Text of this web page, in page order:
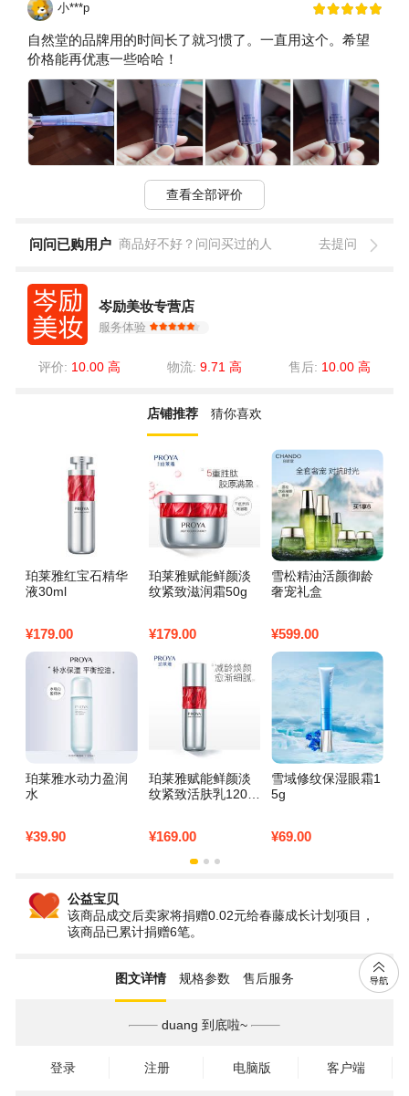
小***p
自然堂的品牌用的时间长了就习惯了。一直用这个。希望
价格能再优惠一些哈哈！
查看全部评价
问问已购用户 商品好不好？问问买过的人 去提问
岑励美妆专营店
服务体验
评价: 10.00 高 物流: 9.71 高 售后: 10.00 高
店铺推荐 猜你喜欢
珀莱雅红宝石精华
液30ml
¥179.00
珀莱雅赋能鲜颜淡
纹紧致滋润霜50g
¥179.00
雪松精油活颜御龄
奢宠礼盒
¥599.00
珀莱雅水动力盈润
水
¥39.90
珀莱雅赋能鲜颜淡
纹紧致活肤乳120m
¥169.00
雪域修纹保湿眼霜1
5g
¥69.00
公益宝贝
该商品成交后卖家将捐赠0.02元给春藤成长计划项目，
该商品已累计捐赠6笔。
图文详情 规格参数 售后服务
duang 到底啦~
登录 注册 电脑版 客户端